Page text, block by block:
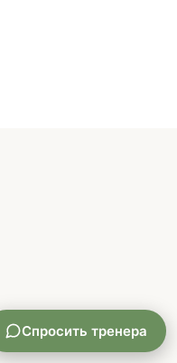
Спросить тренера